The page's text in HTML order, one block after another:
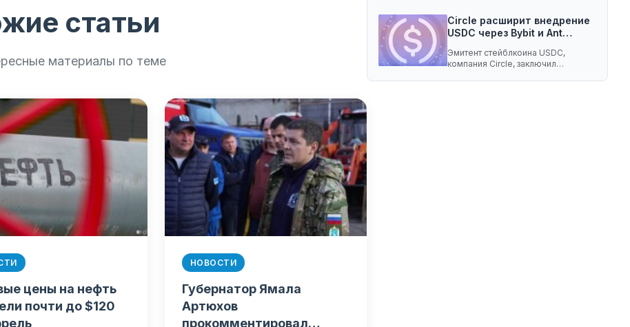
статьи
материалы по теме
цены на нефть
почти до $120
НОВОСТИ
Губернатор Ямала
Артюхов
прокомментировал
Circle расширит внедрение
USDC через Bybit и Ant…
Эмитент стейблкоина USDC,
компания Circle, заключил